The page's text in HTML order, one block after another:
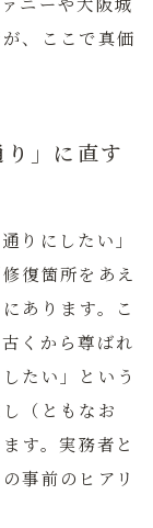
が、ここで真価
」に直す
りにしたい」
復箇所をあえ
あります。こ
くから尊ばれ
たい」という
（ともなお
す。実務者と
事前のヒアリ